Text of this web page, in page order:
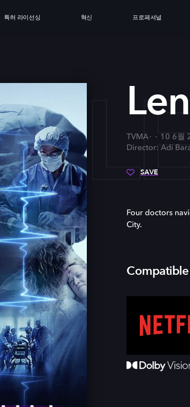
특허 라이선싱 혁신 프로페셔널
TVMA
10 6월
Director: Adi
SAVE
Four doctors
City.